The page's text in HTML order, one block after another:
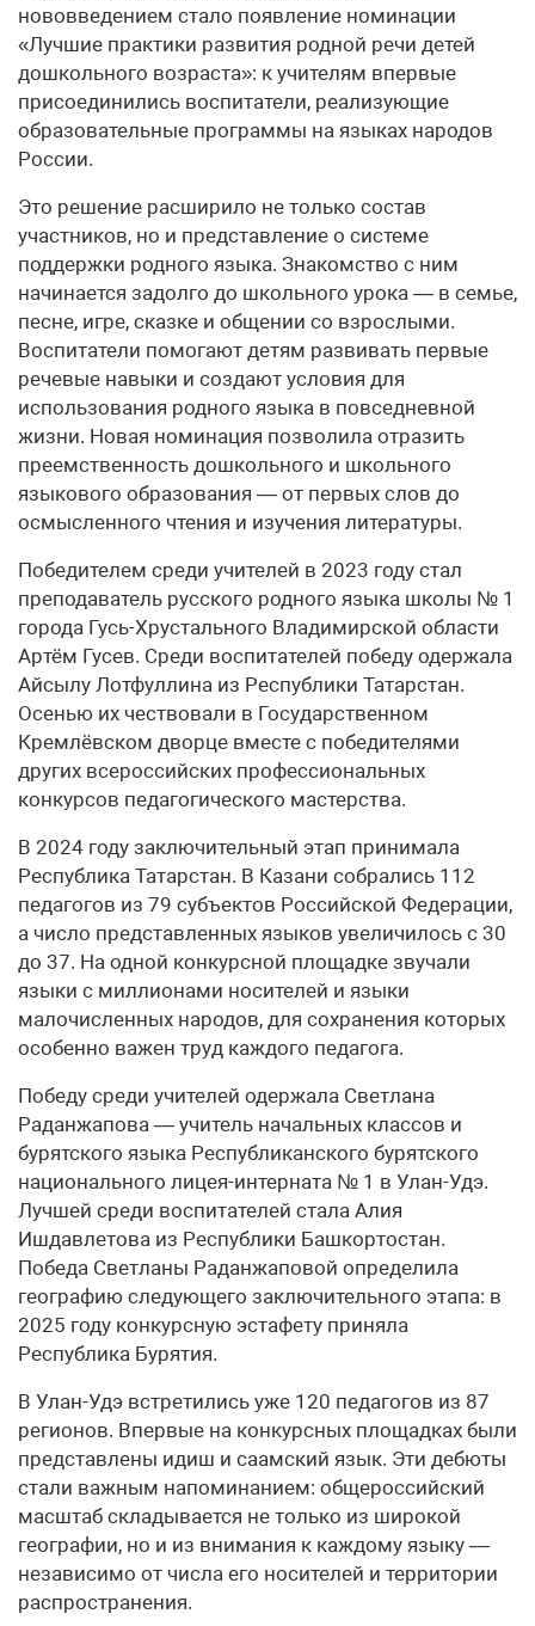
нововведением стало появление номинации
«Лучшие практики развития родной речи детей
дошкольного возраста»: к учителям впервые
присоединились воспитатели, реализующие
образовательные программы на языках народов
России.
Это решение расширило не только состав
участников, но и представление о системе
поддержки родного языка. Знакомство с ним
начинается задолго до школьного урока — в семье,
песне, игре, сказке и общении со взрослыми.
Воспитатели помогают детям развивать первые
речевые навыки и создают условия для
использования родного языка в повседневной
жизни. Новая номинация позволила отразить
преемственность дошкольного и школьного
языкового образования — от первых слов до
осмысленного чтения и изучения литературы.
Победителем среди учителей в 2023 году стал
преподаватель русского родного языка школы № 1
города Гусь-Хрустального Владимирской области
Артём Гусев. Среди воспитателей победу одержала
Айсылу Лотфуллина из Республики Татарстан.
Осенью их чествовали в Государственном
Кремлёвском дворце вместе с победителями
других всероссийских профессиональных
конкурсов педагогического мастерства.
В 2024 году заключительный этап принимала
Республика Татарстан. В Казани собрались 112
педагогов из 79 субъектов Российской Федерации,
а число представленных языков увеличилось с 30
до 37. На одной конкурсной площадке звучали
языки с миллионами носителей и языки
малочисленных народов, для сохранения которых
особенно важен труд каждого педагога.
Победу среди учителей одержала Светлана
Раданжапова — учитель начальных классов и
бурятского языка Республиканского бурятского
национального лицея-интерната № 1 в Улан-Удэ.
Лучшей среди воспитателей стала Алия
Ишдавлетова из Республики Башкортостан.
Победа Светланы Раданжаповой определила
географию следующего заключительного этапа: в
2025 году конкурсную эстафету приняла
Республика Бурятия.
В Улан-Удэ встретились уже 120 педагогов из 87
регионов. Впервые на конкурсных площадках были
представлены идиш и саамский язык. Эти дебюты
стали важным напоминанием: общероссийский
масштаб складывается не только из широкой
географии, но и из внимания к каждому языку —
независимо от числа его носителей и территории
распространения.